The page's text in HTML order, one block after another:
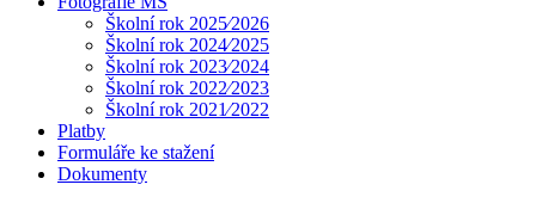
Školní rok 2025⁄2026
Školní rok 2024⁄2025
Školní rok 2023⁄2024
Školní rok 2022⁄2023
Školní rok 2021⁄2022
Platby
Formuláře ke stažení
Dokumenty